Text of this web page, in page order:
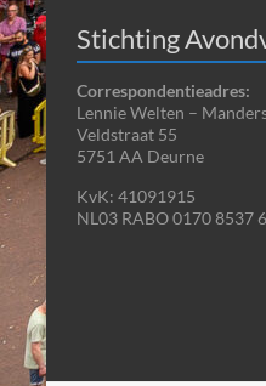
Stichting
Correspondentieadres:
Lennie Welten –
Veldstraat 55
5751 AA Deurne
KvK: 41091915
NL03 RABO 0170 8537